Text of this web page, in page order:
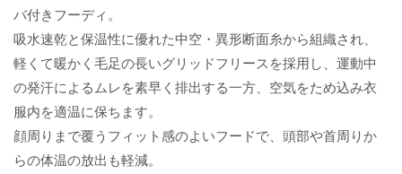
バ付きフーディ。
吸水速乾と保温性に優れた中空・異形断面糸から組織され、
軽くて暖かく毛足の長いグリッドフリースを採用し、運動中
の発汗によるムレを素早く排出する一方、空気をため込み衣
服内を適温に保ちます。
顔周りまで覆うフィット感のよいフードで、頭部や首周りか
らの体温の放出も軽減。